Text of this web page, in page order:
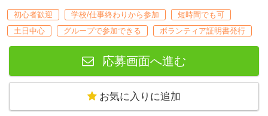
初心者歓迎 学校/仕事終わりから参加
短時間でも可
土日中心
グループで参加できる ボランティア証明書発行
応募画面へ進む
お気に入りに追加